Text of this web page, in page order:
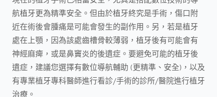
航植牙更為精準安全。但由於植牙終究是手術，傷口附
近在術後會腫痛是可能會發生的副作用。另，若是植牙
處在上顎，因為該處齒槽骨較薄弱，植牙後有可能會有
神經麻痺，或是鼻竇炎的後遺症。要避免可能的植牙後
遺症，建議您選擇有數位導航輔助 (更精準、安全)，以及
有專業植牙專科醫師進行看診/手術的診所/醫院進行植牙
治療。